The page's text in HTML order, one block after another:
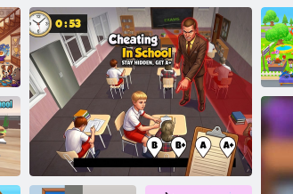
Školski bijes Učitelj u školi